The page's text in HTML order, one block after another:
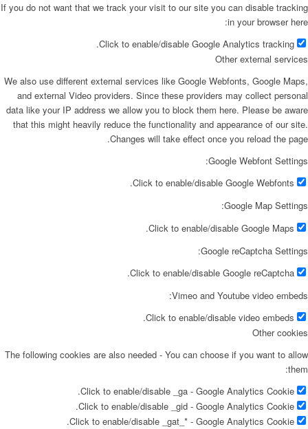
If you do not want that we track your visit to our site you can disable
in your browser
Click to enable/disable Google Analytics tracking.
Other external
We also use different external services like Google Webfonts, Google
and external Video providers. Since these providers may collect
data like your IP address we allow you to block them here. Please be
that this might heavily reduce the functionality and appearance of our
Changes will take effect once you reload the
Google Webfont
Click to enable/disable Google Webfonts.
Google Map
Click to enable/disable Google Maps.
Google reCaptcha
Click to enable/disable Google reCaptcha.
Vimeo and Youtube video
Click to enable/disable video embeds.
Other
The following cookies are also needed - You can choose if you want to
Click to enable/disable _ga - Google Analytics Cookie.
Click to enable/disable _gid - Google Analytics Cookie.
Click to enable/disable _gat_* - Google Analytics Cookie.